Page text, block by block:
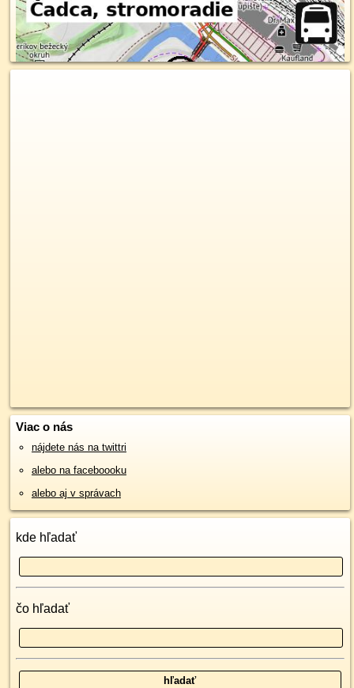
Viac o nás
nájdete nás na twittri
alebo na faceboooku
alebo aj v správach
kde hľadať
čo hľadať